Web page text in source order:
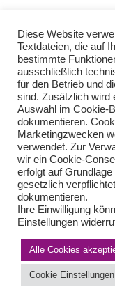
Teilen Sie diese
Impressum
© von Herder
Diese Website
Textdateien, die auf
bestimmte
ausschließlich
für den Betrieb und
sind. Zusätzlich wird
Auswahl im Cookie-
dokumentieren.
Marketingzwecken
verwendet. Zur
wir ein Cookie-
erfolgt auf
gesetzlich
dokumentieren.
Ihre Einwilligung
Einstellungen
Alle Cookies
Cookie Einstellungen